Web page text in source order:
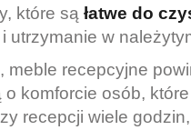
które są łatwe do
utrzymanie w
meble recepcyjne
komforcie osób,
recepcji wiele